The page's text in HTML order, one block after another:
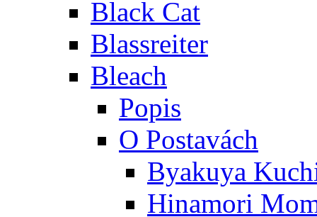
Black Cat
Blassreiter
Bleach
Popis
O Postavách
Byakuya
Hinamori